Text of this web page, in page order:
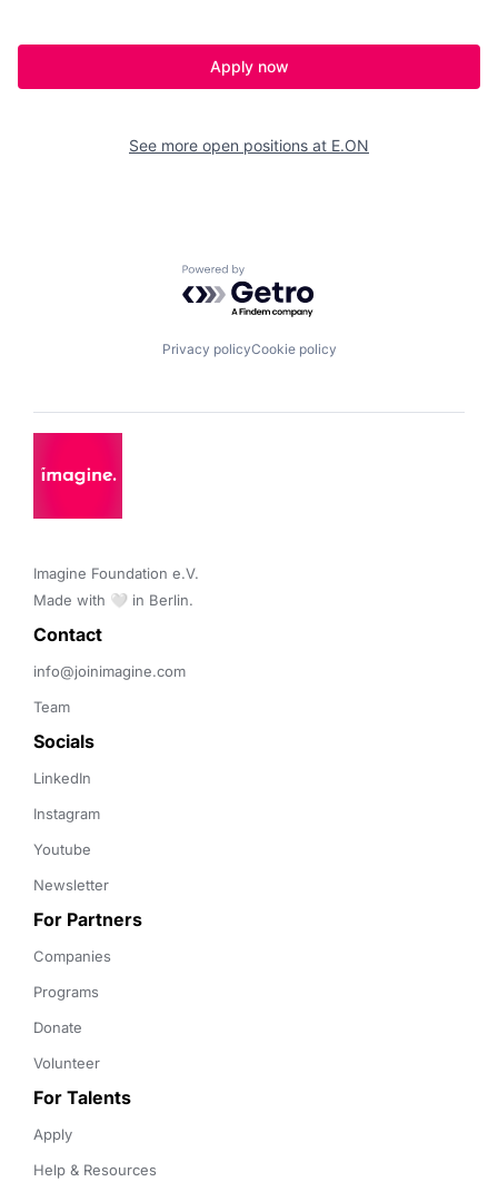
Apply now
See more open positions at E.ON
Powered by Getro.com
Privacy policyCookie policy
Imagine Foundation e.V.
Made with 🤍 in Berlin.
Contact
info@joinimagine.com
Team
Socials
LinkedIn
Instagram
Youtube
Newsletter
For Partners
Companies
Programs
Donate
Volunteer
For Talents
Apply
Help & Resources